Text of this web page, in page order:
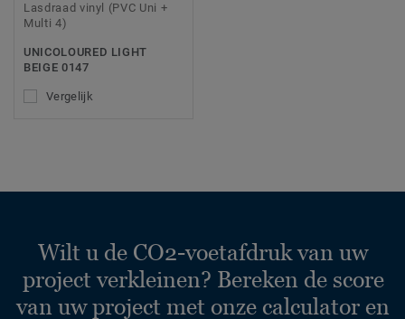
Lasdraad vinyl (PVC Uni +
Multi 4)
UNICOLOURED LIGHT
BEIGE 0147
Vergelijk
Wilt u de CO2-voetafdruk van uw
project verkleinen? Bereken de score
van uw project met onze calculator en